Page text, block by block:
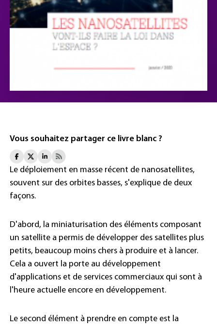
Vous souhaitez partager ce livre blanc ?
Le déploiement en masse récent de nanosatellites,
souvent sur des orbites basses, s'explique de deux
façons.
D'abord, la miniaturisation des éléments composant
un satellite a permis de développer des satellites plus
petits, beaucoup moins chers à produire et à lancer.
Cela a ouvert la porte au développement
d'applications et de services commerciaux qui sont à
l'heure actuelle encore en développement.
Le second élément à prendre en compte est la